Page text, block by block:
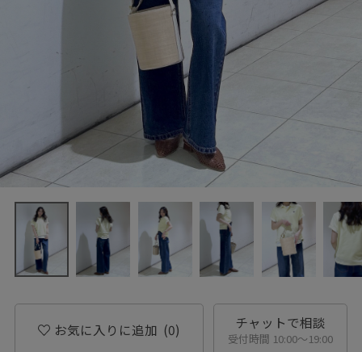
お気に入りに追加 (0) チャットで相談
受付時間 10:00〜19:00